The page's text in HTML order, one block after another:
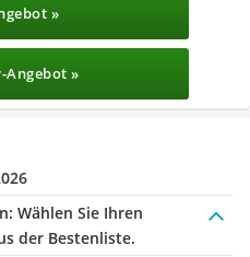
»
Angebot »
Wählen Sie Ihren
der Bestenliste.